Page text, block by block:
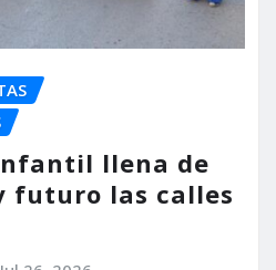
llena de
futuro las calles